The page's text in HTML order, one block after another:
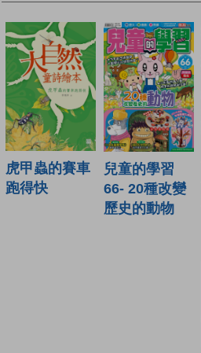
虎甲蟲的賽車
跑得快
兒童的學習
66- 20種改變
歷史的動物